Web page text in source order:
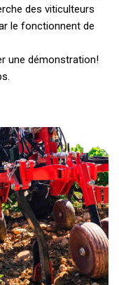
des viticulteurs
le fonctionnent de
une démonstration!